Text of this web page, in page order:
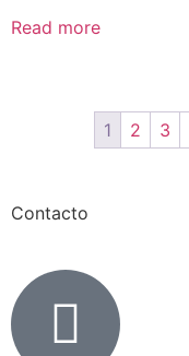
Read more
1 2 3
Contacto